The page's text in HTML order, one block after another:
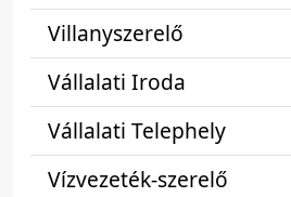
Villanyszerelő
Vállalati Iroda
Vállalati Telephely
Vízvezeték-szerelő